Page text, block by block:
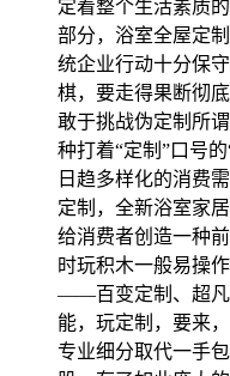
定着整个生活素质
部分，浴室全屋定
统企业行动十分保
棋，要走得果断彻
敢于挑战伪定制所
种打着“定制”口号
日趋多样化的消费
定制，全新浴室家
给消费者创造一种
时玩积木一般易操
――百变定制、超凡
能，玩定制，要来
专业细分取代一手